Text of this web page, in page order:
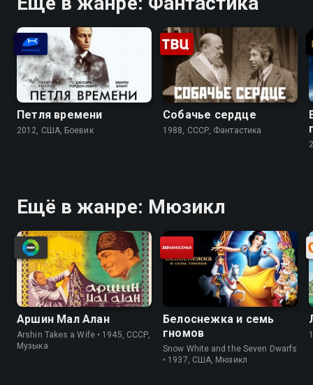
Петля времени
2012, США, Боевик
Собачье сердце
1988, СССР, Фантастика
Ещё в жанре: Мюзикл
Аршин Мал Алан
Arshin Takes a Wife • 1945, СССР,
Музыка
Белоснежка и семь
гномов
Snow White and the Seven Dwarfs
• 1937, США, Мюзикл